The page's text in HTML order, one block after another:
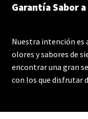
Garantía Sabor
Nuestra intención es
olores y sabores de
encontrar una gran
con los que disfrutar